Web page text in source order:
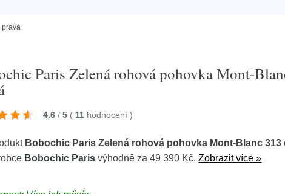
pravá
Paris Zelená rohová pohovka Mont-
4.6 / 5 ( 11 hodnocení)
Bobochic Paris Zelená rohová pohovka Mont-Blanc 313
Bobochic Paris výhodně za 49 390 Kč.Zobrazit více »